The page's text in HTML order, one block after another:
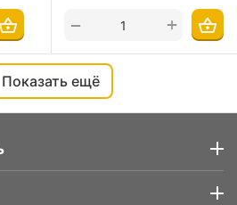
+
−
Показать ещё